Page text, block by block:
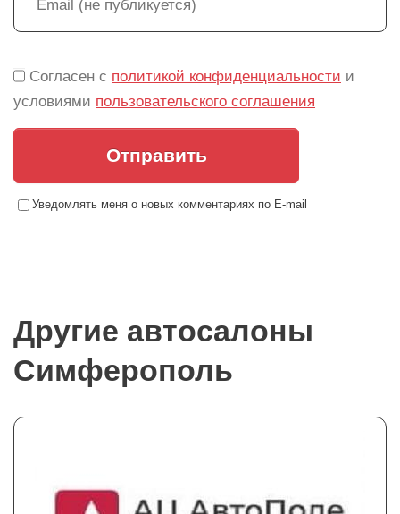
Согласен с политикой конфиденциальности и
условиями пользовательского соглашения
Отправить
Уведомлять меня о новых комментариях по E-mail
Другие автосалоны
Симферополь